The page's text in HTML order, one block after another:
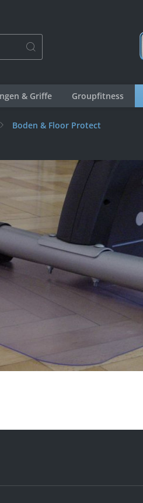
& Griffe Groupfitness
Boden & Floor Protect